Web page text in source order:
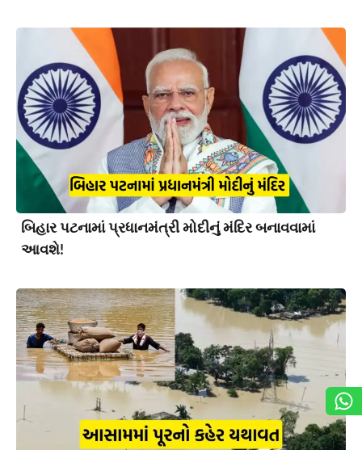
બિહાર પટનામાં પ્રધાનમંત્રી મોદીનું મંદિર બનાવવામાં
આવશે!